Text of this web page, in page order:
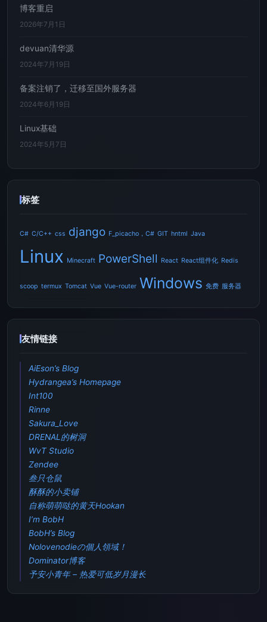
博客重启
2026年7月1日
devuan清华源
2024年7月19日
备案注销了，迁移至国外服务器
2024年6月19日
Linux基础
2024年5月7日
标签
C# C/C++ css django F_picacho，C# GIT hntml Java
Linux Minecraft PowerShell React React组件化 Redis
scoop termux Tomcat Vue Vue-router Windows 免费 服务器
友情链接
AiEson’s Blog
Hydrangea’s Homepage
Int100
Rinne
Sakura_Love
DRENAL的树洞
WvT Studio
Zendee
叁只仓鼠
酥酥的小卖铺
自称萌萌哒的黄天Hookan
I’m BobH
BobH’s Blog
Nolovenodieの個人領域！
Dominator博客
予安小青年 – 热爱可低岁月漫长